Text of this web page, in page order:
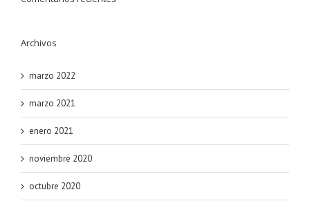
Archivos
marzo 2022
marzo 2021
enero 2021
noviembre 2020
octubre 2020